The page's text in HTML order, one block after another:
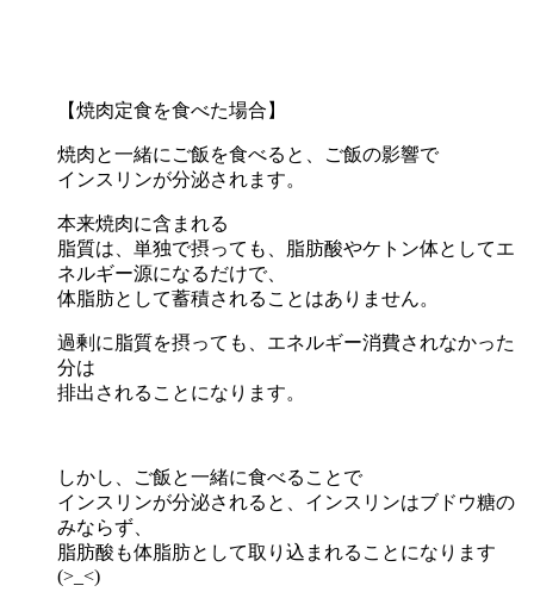
【焼肉定食を食べた場合】
焼肉と一緒にご飯を食べると、ご飯の影響で
インスリンが分泌されます。
本来焼肉に含まれる
脂質は、単独で摂っても、脂肪酸やケトン体としてエ
ネルギー源になるだけで、
体脂肪として蓄積されることはありません。
過剰に脂質を摂っても、エネルギー消費されなかった
分は
排出されることになります。
しかし、ご飯と一緒に食べることで
インスリンが分泌されると、インスリンはブドウ糖の
みならず、
脂肪酸も体脂肪として取り込まれることになります
(>_<)